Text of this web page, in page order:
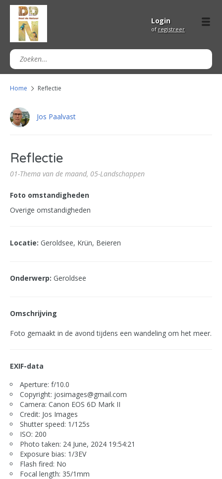
Login
of registreer
Home Reflectie
Jos Paalvast
Reflectie
01-Thema van de maand, 05-Landschappen
Foto omstandigheden
Overige omstandigheden
Locatie: Geroldsee, Krün, Beieren
Onderwerp: Geroldsee
Omschrijving
Foto gemaakt in de avond tijdens een wandeling om het meer.
EXIF-data
Aperture: f/10.0
Copyright: josimages@gmail.com
Camera: Canon EOS 6D Mark II
Credit: Jos Images
Shutter speed: 1/125s
ISO: 200
Photo taken: 24 June, 2024 19:54:21
Exposure bias: 1/3EV
Flash fired: No
Focal length: 35/1mm